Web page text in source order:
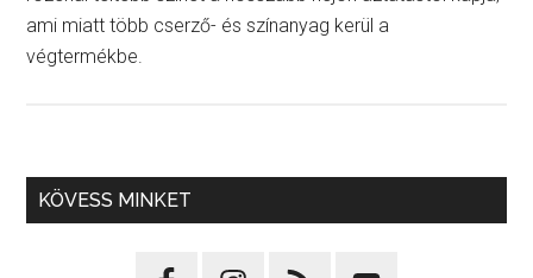
ami miatt több cserző- és színanyag kerül a
végtermékbe.
KÖVESS MINKET